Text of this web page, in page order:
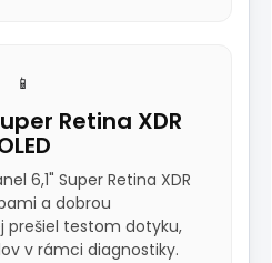
📱
Retina XDR
6,1" Super Retina XDR
a dobrou
prešiel testom dotyku,
v rámci diagnostiky.